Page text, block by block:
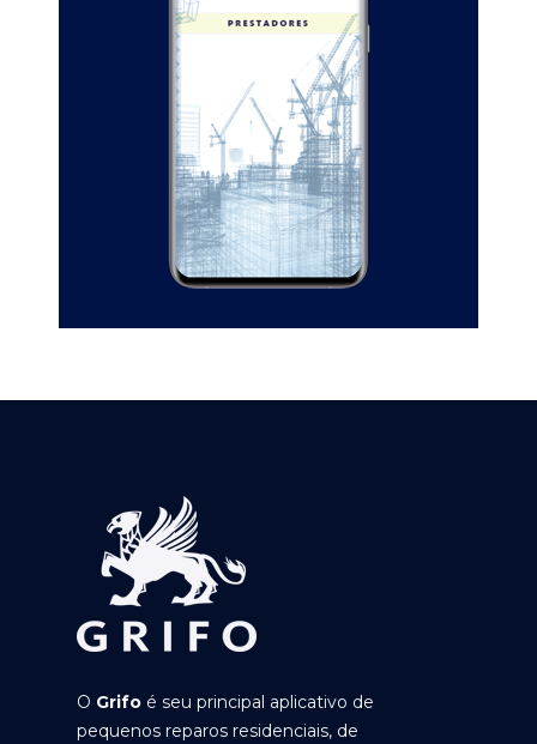
O Grifo é seu principal aplicativo de
pequenos reparos residenciais, de